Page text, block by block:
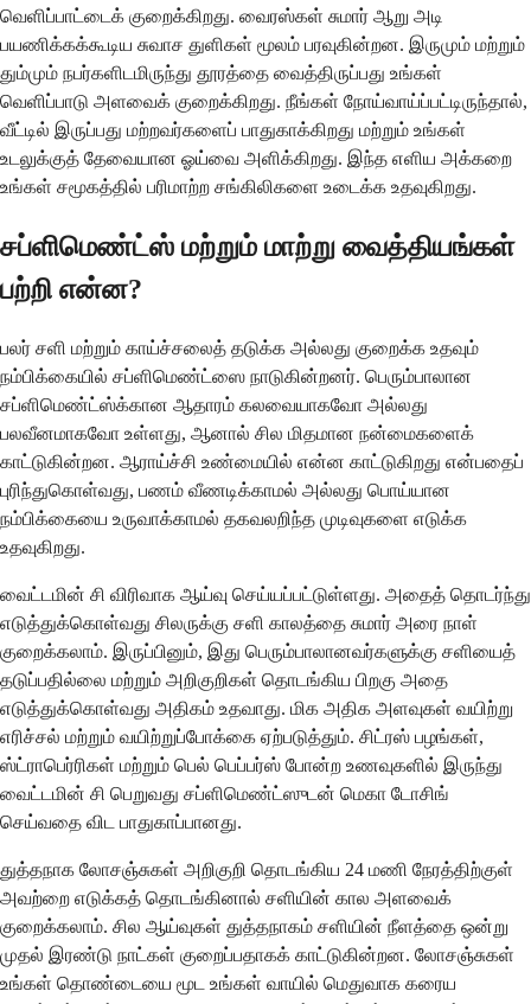
வெளிப்பாட்டைக் குறைக்கிறது. வைரஸ்கள் சுமார் ஆறு அடி
பயணிக்கக்கூடிய சுவாச துளிகள் மூலம் பரவுகின்றன. இருமும் மற்றும்
தும்மும் நபர்களிடமிருந்து தூரத்தை வைத்திருப்பது உங்கள்
வெளிப்பாடு அளவைக் குறைக்கிறது. நீங்கள் நோய்வாய்ப்பட்டிருந்தால்,
வீட்டில் இருப்பது மற்றவர்களைப் பாதுகாக்கிறது மற்றும் உங்கள்
உடலுக்குத் தேவையான ஓய்வை அளிக்கிறது. இந்த எளிய அக்கறை
உங்கள் சமூகத்தில் பரிமாற்ற சங்கிலிகளை உடைக்க உதவுகிறது.
சப்ளிமெண்ட்ஸ் மற்றும் மாற்று வைத்தியங்கள்
பற்றி என்ன?
பலர் சளி மற்றும் காய்ச்சலைத் தடுக்க அல்லது குறைக்க உதவும்
நம்பிக்கையில் சப்ளிமெண்ட்ஸை நாடுகின்றனர். பெரும்பாலான
சப்ளிமெண்ட்ஸ்க்கான ஆதாரம் கலவையாகவோ அல்லது
பலவீனமாகவோ உள்ளது, ஆனால் சில மிதமான நன்மைகளைக்
காட்டுகின்றன. ஆராய்ச்சி உண்மையில் என்ன காட்டுகிறது என்பதைப்
புரிந்துகொள்வது, பணம் வீணடிக்காமல் அல்லது பொய்யான
நம்பிக்கையை உருவாக்காமல் தகவலறிந்த முடிவுகளை எடுக்க
உதவுகிறது.
வைட்டமின் சி விரிவாக ஆய்வு செய்யப்பட்டுள்ளது. அதைத் தொடர்ந்து
எடுத்துக்கொள்வது சிலருக்கு சளி காலத்தை சுமார் அரை நாள்
குறைக்கலாம். இருப்பினும், இது பெரும்பாலானவர்களுக்கு சளியைத்
தடுப்பதில்லை மற்றும் அறிகுறிகள் தொடங்கிய பிறகு அதை
எடுத்துக்கொள்வது அதிகம் உதவாது. மிக அதிக அளவுகள் வயிற்று
எரிச்சல் மற்றும் வயிற்றுப்போக்கை ஏற்படுத்தும். சிட்ரஸ் பழங்கள்,
ஸ்ட்ராபெர்ரிகள் மற்றும் பெல் பெப்பர்ஸ் போன்ற உணவுகளில் இருந்து
வைட்டமின் சி பெறுவது சப்ளிமெண்ட்ஸுடன் மெகா டோசிங்
செய்வதை விட பாதுகாப்பானது.
துத்தநாக லோசஞ்சுகள் அறிகுறி தொடங்கிய 24 மணி நேரத்திற்குள்
அவற்றை எடுக்கத் தொடங்கினால் சளியின் கால அளவைக்
குறைக்கலாம். சில ஆய்வுகள் துத்தநாகம் சளியின் நீளத்தை ஒன்று
முதல் இரண்டு நாட்கள் குறைப்பதாகக் காட்டுகின்றன. லோசஞ்சுகள்
உங்கள் தொண்டையை மூட உங்கள் வாயில் மெதுவாக கரைய